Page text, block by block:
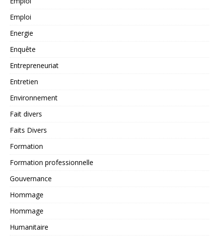
Emploi
Energie
Enquête
Entrepreneuriat
Entretien
Environnement
Fait divers
Faits Divers
Formation
Formation professionnelle
Gouvernance
Hommage
Hommage
Humanitaire